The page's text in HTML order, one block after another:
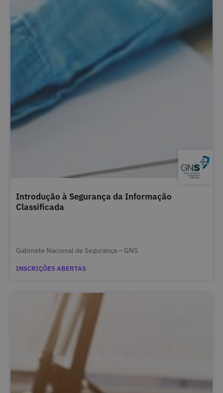
Introdução à Segurança da Informação
Classificada
Gabinete Nacional de Segurança – GNS
INSCRIÇÕES ABERTAS